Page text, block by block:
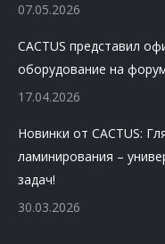
07.05.2026
CACTUS представил
оборудование на
17.04.2026
Новинки от CACTUS:
ламинирования –
задач!
30.03.2026